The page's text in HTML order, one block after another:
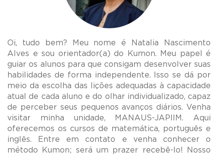
Oi, tudo bem? Meu nome é Natalia Nascimento
Alves e sou orientador(a) do Kumon. Meu papel é
guiar os alunos para que consigam desenvolver suas
habilidades de forma independente. Isso se dá por
meio da escolha das lições adequadas à capacidade
atual de cada aluno e do olhar individualizado, capaz
de perceber seus pequenos avanços diários. Venha
visitar minha unidade, MANAUS-JAPIIM. Aqui
oferecemos os cursos de matemática, português e
inglês. Entre em contato e venha conhecer o
método Kumon; será um prazer recebê-lo! Nosso